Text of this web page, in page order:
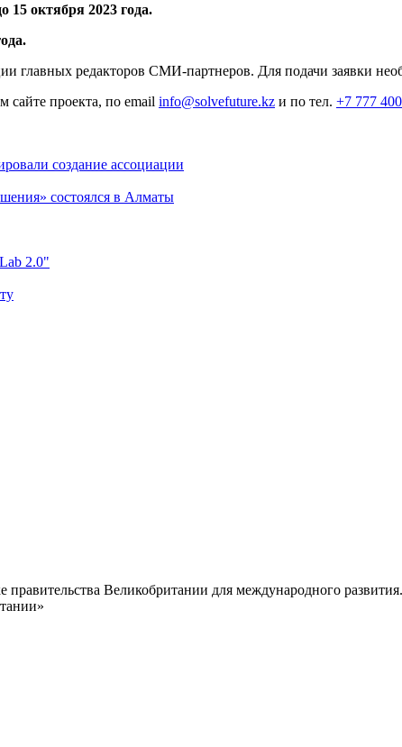
15 октября 2023 года.
главных редакторов СМИ-партнеров. Для подачи заявки
проекта, по email info@solvefuture.kz и по тел. +7 777
создание ассоциации
состоялся в Алматы
2.0"
Великобритании для международного